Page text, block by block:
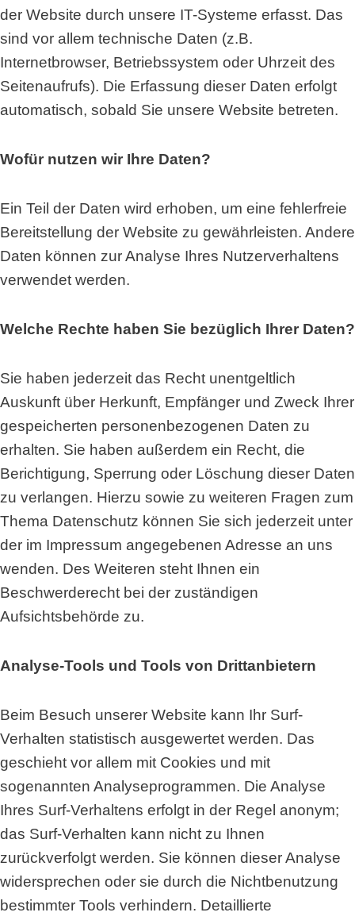
der Website durch unsere IT-Systeme erfasst. Das
sind vor allem technische Daten (z.B.
Internetbrowser, Betriebssystem oder Uhrzeit des
Seitenaufrufs). Die Erfassung dieser Daten erfolgt
automatisch, sobald Sie unsere Website betreten.
Wofür nutzen wir Ihre Daten?
Ein Teil der Daten wird erhoben, um eine fehlerfreie
Bereitstellung der Website zu gewährleisten. Andere
Daten können zur Analyse Ihres Nutzerverhaltens
verwendet werden.
Welche Rechte haben Sie bezüglich Ihrer Daten?
Sie haben jederzeit das Recht unentgeltlich
Auskunft über Herkunft, Empfänger und Zweck Ihrer
gespeicherten personenbezogenen Daten zu
erhalten. Sie haben außerdem ein Recht, die
Berichtigung, Sperrung oder Löschung dieser Daten
zu verlangen. Hierzu sowie zu weiteren Fragen zum
Thema Datenschutz können Sie sich jederzeit unter
der im Impressum angegebenen Adresse an uns
wenden. Des Weiteren steht Ihnen ein
Beschwerderecht bei der zuständigen
Aufsichtsbehörde zu.
Analyse-Tools und Tools von Drittanbietern
Beim Besuch unserer Website kann Ihr Surf-
Verhalten statistisch ausgewertet werden. Das
geschieht vor allem mit Cookies und mit
sogenannten Analyseprogrammen. Die Analyse
Ihres Surf-Verhaltens erfolgt in der Regel anonym;
das Surf-Verhalten kann nicht zu Ihnen
zurückverfolgt werden. Sie können dieser Analyse
widersprechen oder sie durch die Nichtbenutzung
bestimmter Tools verhindern. Detaillierte